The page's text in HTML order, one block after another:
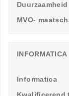
Duurzaamheid
MVO-
INFORMATICA
Informatica